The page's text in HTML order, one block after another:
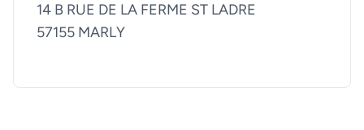
14 B RUE DE LA FERME ST LADRE
57155 MARLY